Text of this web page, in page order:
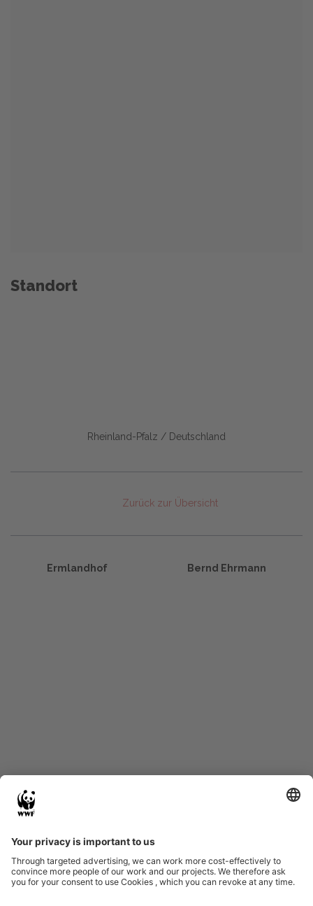
Zurück zur Übersicht
Standort
Rheinland-Pfalz / Deutschland
Bernd Ehrmann
Ermlandhof
Eine Initiative von
Partner & Auszeichnungen